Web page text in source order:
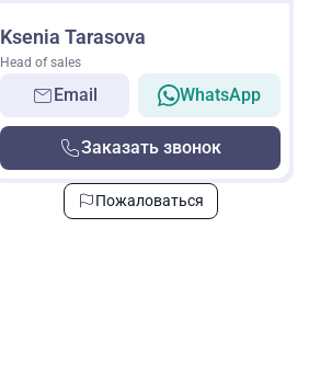
Ksenia Tarasova
Head of sales
Email WhatsApp
Заказать звонок
Пожаловаться